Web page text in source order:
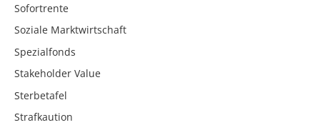
Sofortrente
Soziale Marktwirtschaft
Spezialfonds
Stakeholder Value
Sterbetafel
Strafkaution